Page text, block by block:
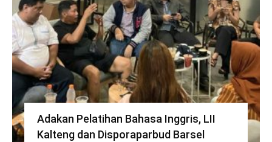
Adakan Pelatihan Bahasa Inggris, LII
Kalteng dan Disporaparbud Barsel